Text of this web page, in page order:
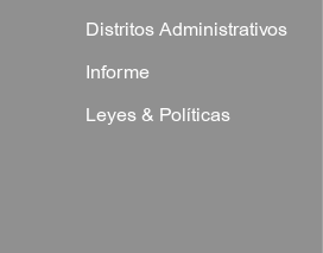
Distritos Administrativos
Informe
Leyes & Políticas